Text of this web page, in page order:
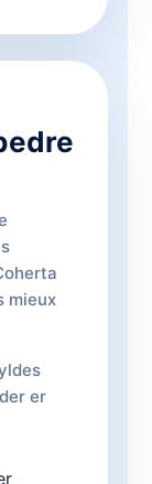
mieux
er